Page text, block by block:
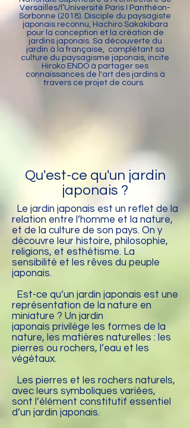
Versailles/l’Université Paris I Panthéon-
Sorbonne (2018). Disciple du paysagiste
japonais reconnu, Hachiro Sakakibara
pour la conception et la création de
jardins japonais. Sa découverte du
jardin à la française, complétant sa
culture du paysagisme japonais, incite
Hiroko ENDO à partager ses
connaissances de l'art des jardins à
travers ce projet de cours.
Qu'est-ce qu'un jardin
japonais ?
Le jardin japonais est un reflet de la
relation entre l’homme et la nature,
et de la culture de son pays. On y
découvre leur histoire, philosophie,
religions, et esthétisme. La
sensibilité et les rêves du peuple
japonais.
Est-ce qu’un jardin japonais est une
représentation de la nature en
miniature ? Un jardin
japonais privilège les formes de la
nature, les matières naturelles : les
pierres ou rochers, l’eau et les
végétaux.
Les pierres et les rochers naturels,
avec leurs symboliques variées,
sont l’élément constitutif essentiel
d’un jardin japonais.